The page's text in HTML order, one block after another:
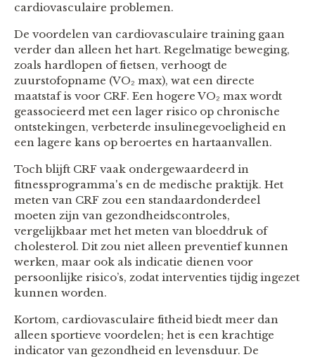
cardiovasculaire problemen​.
De voordelen van cardiovasculaire training gaan
verder dan alleen het hart. Regelmatige beweging,
zoals hardlopen of fietsen, verhoogt de
zuurstofopname (VO₂ max), wat een directe
maatstaf is voor CRF. Een hogere VO₂ max wordt
geassocieerd met een lager risico op chronische
ontstekingen, verbeterde insulinegevoeligheid en
een lagere kans op beroertes en hartaanvallen​.
Toch blijft CRF vaak ondergewaardeerd in
fitnessprogramma's en de medische praktijk. Het
meten van CRF zou een standaardonderdeel
moeten zijn van gezondheidscontroles,
vergelijkbaar met het meten van bloeddruk of
cholesterol. Dit zou niet alleen preventief kunnen
werken, maar ook als indicatie dienen voor
persoonlijke risico’s, zodat interventies tijdig ingezet
kunnen worden.
Kortom, cardiovasculaire fitheid biedt meer dan
alleen sportieve voordelen; het is een krachtige
indicator van gezondheid en levensduur. De